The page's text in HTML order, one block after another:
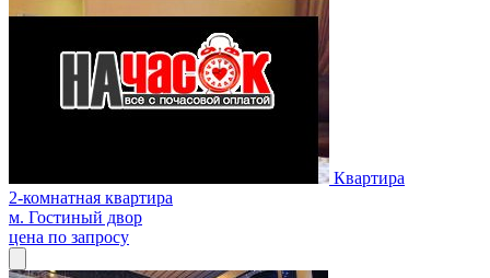
Квартира
2-комнатная квартира
м. Гостиный двор
цена по запросу